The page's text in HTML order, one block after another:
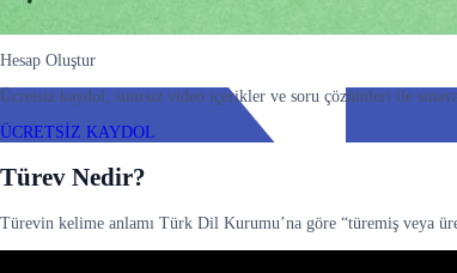
Hesap Oluştur
Ücretsiz kaydol, sınırsız video içerikler ve soru çözümleri ile
ÜCRETSİZ KAYDOL
Türev Nedir?
Türevin kelime anlamı Türk Dil Kurumu’na göre “türemiş veya